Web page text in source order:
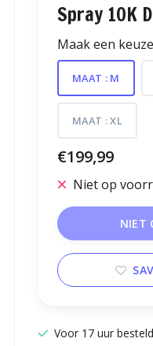
Spray 10K
Maak een keuze
MAAT : M
MAAT : XL
€199,99
Niet op
NIET
Voor 17 uur